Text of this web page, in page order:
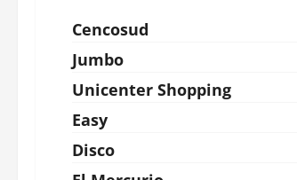
Cencosud
Jumbo
Unicenter Shopping
Easy
Disco